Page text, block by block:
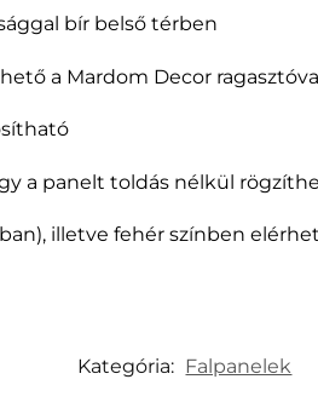
bír belső térben
a Mardom Decor
a panelt toldás nélkül
illetve fehér színben
Kategória: Falpanelek